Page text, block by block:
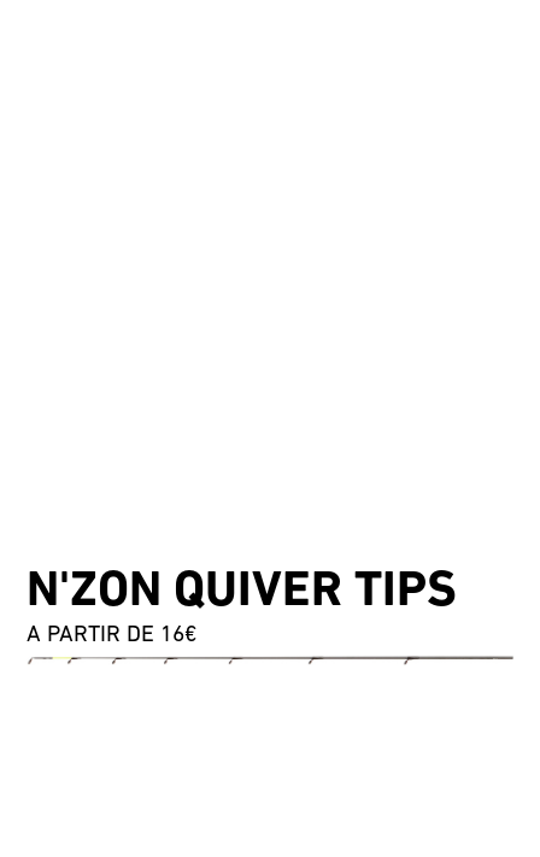
N'ZON QUIVER TIPS
A PARTIR DE 16€